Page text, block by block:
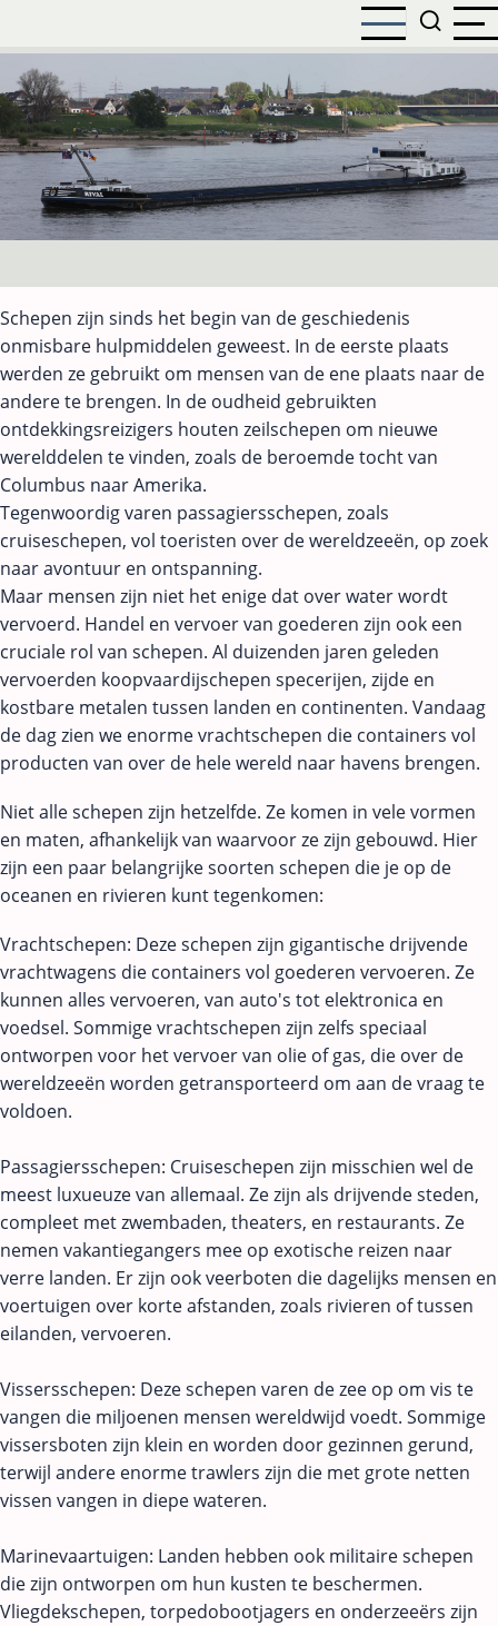
naar
de
inhoud
gaan
Schepen zijn sinds het begin van de geschiedenis
onmisbare hulpmiddelen geweest. In de eerste plaats
werden ze gebruikt om mensen van de ene plaats naar de
andere te brengen. In de oudheid gebruikten
ontdekkingsreizigers houten zeilschepen om nieuwe
werelddelen te vinden, zoals de beroemde tocht van
Columbus naar Amerika.
Tegenwoordig varen passagiersschepen, zoals
cruiseschepen, vol toeristen over de wereldzeeën, op zoek
naar avontuur en ontspanning.
Maar mensen zijn niet het enige dat over water wordt
vervoerd. Handel en vervoer van goederen zijn ook een
cruciale rol van schepen. Al duizenden jaren geleden
vervoerden koopvaardijschepen specerijen, zijde en
kostbare metalen tussen landen en continenten. Vandaag
de dag zien we enorme vrachtschepen die containers vol
producten van over de hele wereld naar havens brengen.
Niet alle schepen zijn hetzelfde. Ze komen in vele vormen
en maten, afhankelijk van waarvoor ze zijn gebouwd. Hier
zijn een paar belangrijke soorten schepen die je op de
oceanen en rivieren kunt tegenkomen:
Vrachtschepen: Deze schepen zijn gigantische drijvende
vrachtwagens die containers vol goederen vervoeren. Ze
kunnen alles vervoeren, van auto's tot elektronica en
voedsel. Sommige vrachtschepen zijn zelfs speciaal
ontworpen voor het vervoer van olie of gas, die over de
wereldzeeën worden getransporteerd om aan de vraag te
voldoen.
Passagiersschepen: Cruiseschepen zijn misschien wel de
meest luxueuze van allemaal. Ze zijn als drijvende steden,
compleet met zwembaden, theaters, en restaurants. Ze
nemen vakantiegangers mee op exotische reizen naar
verre landen. Er zijn ook veerboten die dagelijks mensen en
voertuigen over korte afstanden, zoals rivieren of tussen
eilanden, vervoeren.
Vissersschepen: Deze schepen varen de zee op om vis te
vangen die miljoenen mensen wereldwijd voedt. Sommige
vissersboten zijn klein en worden door gezinnen gerund,
terwijl andere enorme trawlers zijn die met grote netten
vissen vangen in diepe wateren.
Marinevaartuigen: Landen hebben ook militaire schepen
die zijn ontworpen om hun kusten te beschermen.
Vliegdekschepen, torpedobootjagers en onderzeeërs zijn